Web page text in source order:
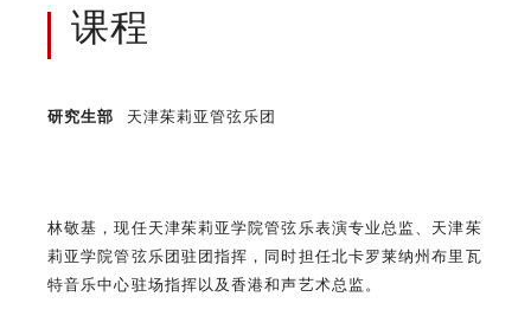
课程
研究生部 天津茱莉亚管弦乐团
林敬基，现任天津茱莉亚学院管弦乐表演专业总监、天津茱
莉亚学院管弦乐团驻团指挥，同时担任北卡罗莱纳州布里瓦
特音乐中心驻场指挥以及香港和声艺术总监。